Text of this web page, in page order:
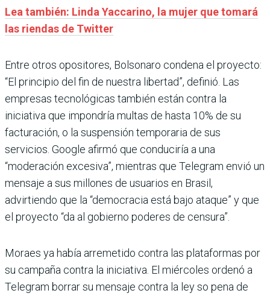
Lea también: Linda Yaccarino, la mujer que tomará
las riendas de Twitter
Entre otros opositores, Bolsonaro condena el proyecto:
“El principio del fin de nuestra libertad”, definió. Las
empresas tecnológicas también están contra la
iniciativa que impondría multas de hasta 10% de su
facturación, o la suspensión temporaria de sus
servicios. Google afirmó que conduciría a una
“moderación excesiva”, mientras que Telegram envió un
mensaje a sus millones de usuarios en Brasil,
advirtiendo que la “democracia está bajo ataque” y que
el proyecto “da al gobierno poderes de censura”.
Moraes ya había arremetido contra las plataformas por
su campaña contra la iniciativa. El miércoles ordenó a
Telegram borrar su mensaje contra la ley so pena de